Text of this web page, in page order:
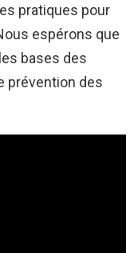
pratiques pour
espérons que
bases des
prévention des